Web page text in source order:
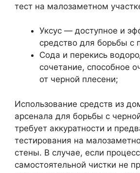
тест на малозаметном
Уксус — доступное и
средство для борьбы с
Сода и перекись
сочетание, способное
от черной плесени;
Использование средств из
арсенала для борьбы с
требует аккуратности и
тестирования на
стены. В случае, если процесс
самостоятельной чистки не